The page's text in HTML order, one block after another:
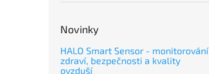
Novinky
HALO Smart Sensor - monitorování
zdraví, bezpečnosti a kvality
ovzduší